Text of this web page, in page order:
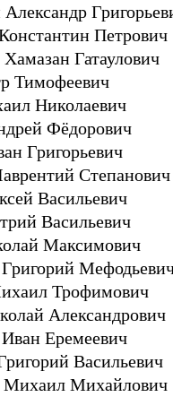
Петрович
Гатаулович
Тимофеевич
Николаевич
Фёдорович
Григорьевич
Степанович
Васильевич
Васильевич
Максимович
Трофимович
Александрович
Еремеевич
Васильевич
Михайлович